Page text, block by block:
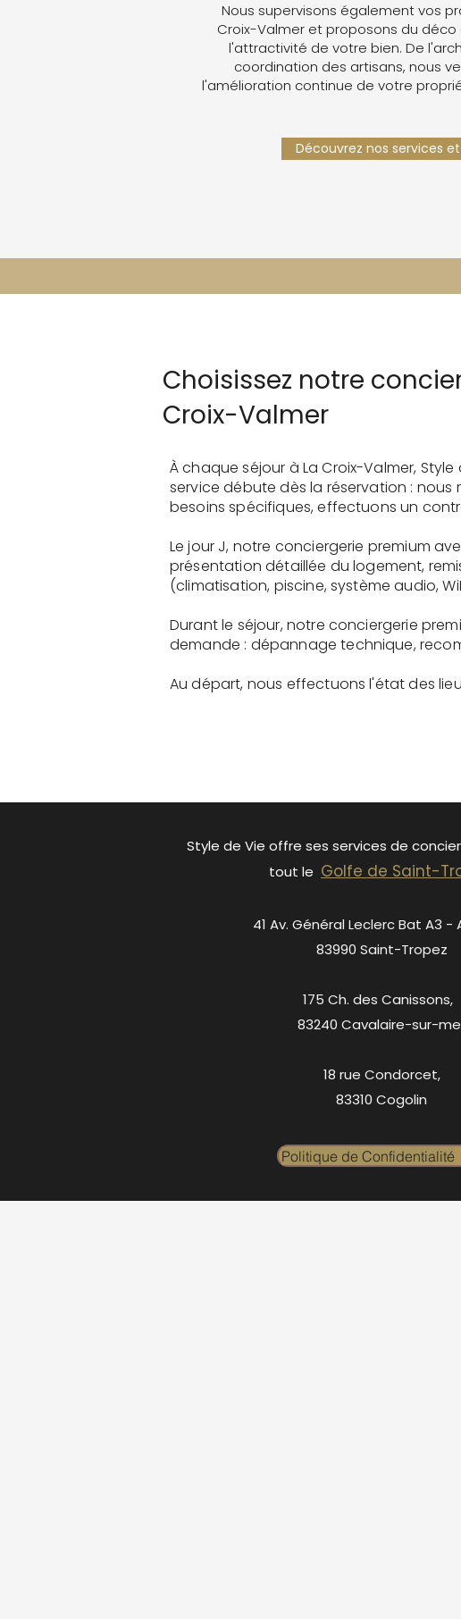
Nous supervisons également vos
Croix-Valmer et proposons du
l'attractivité de votre bien. De
coordination des artisans, nous
l'amélioration continue de votre
Découvrez nos services
Choisissez notre
Croix-Valmer
À chaque séjour à La Croix-Valmer,
service débute dès la réservation :
besoins spécifiques, effectuons un
Le jour J, notre conciergerie premium
présentation détaillée du logement,
(climatisation, piscine, système audio,
Durant le séjour, notre conciergerie
demande : dépannage technique,
Au départ, nous effectuons l'état des
Style de Vie offre ses services de
tout le Golfe de Saint-
41 Av. Général Leclerc Bat A3 -
83990 Saint-Tropez
175 Ch. des Canissons,
83240 Cavalaire-sur-
18 rue Condorcet,
83310 Cogolin
Politique de Confidentialité